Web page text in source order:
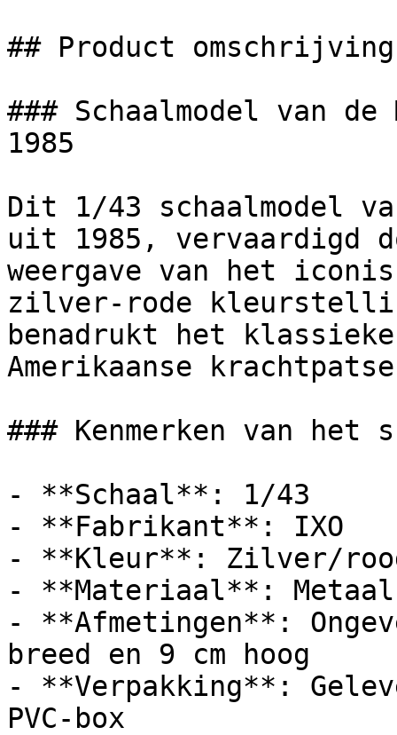
## Product omschrijving
### Schaalmodel van
1985
Dit 1/43 schaalmodel
uit 1985, vervaardigd
weergave van het
zilver-rode
benadrukt het
Amerikaanse
### Kenmerken van het
- **Schaal**: 1/43
- **Fabrikant**: IXO
- **Kleur**: Zilver/
- **Materiaal**: Metaal
- **Afmetingen**:
breed en 9 cm hoog
- **Verpakking**:
PVC-box